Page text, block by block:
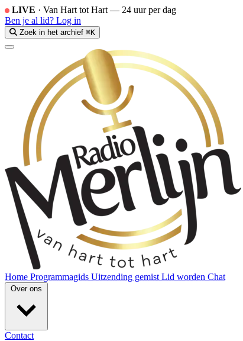
LIVE · Van Hart tot Hart — 24 uur per dag
Ben je al lid? Log in
Zoek in het archief ⌘K
Home Programmagids Uitzending gemist Lid worden Chat
Over ons
Contact